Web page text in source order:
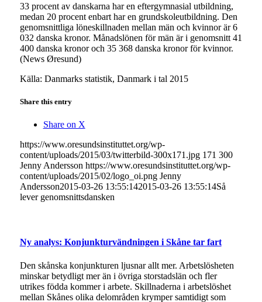
33 procent av danskarna har en eftergymnasial utbildning,
medan 20 procent enbart har en grundskoleutbildning. Den
genomsnittliga löneskillnaden mellan män och kvinnor är 6
032 danska kronor. Månadslönen för män är i genomsnitt 41
400 danska kronor och 35 368 danska kronor för kvinnor.
(News Øresund)
Källa: Danmarks statistik, Danmark i tal 2015
Share this entry
Share on X
https://www.oresundsinstituttet.org/wp-
content/uploads/2015/03/twitterbild-300x171.jpg 171 300
Jenny Andersson https://www.oresundsinstituttet.org/wp-
content/uploads/2015/02/logo_oi.png Jenny
Andersson2015-03-26 13:55:142015-03-26 13:55:14Så
lever genomsnittsdansken
Ny analys: Konjunkturvändningen i Skåne tar fart
Den skånska konjunkturen ljusnar allt mer. Arbetslösheten
minskar betydligt mer än i övriga storstadslän och fler
utrikes födda kommer i arbete. Skillnaderna i arbetslöshet
mellan Skånes olika delområden krymper samtidigt som